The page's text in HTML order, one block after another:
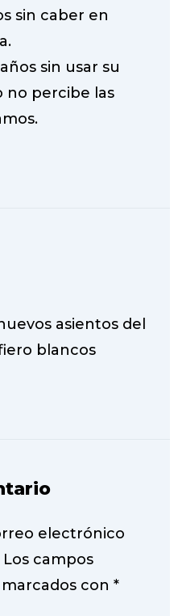
sin caber en
sin usar su
no percibe las
asientos del
blancos
electrónico
Los campos
con *